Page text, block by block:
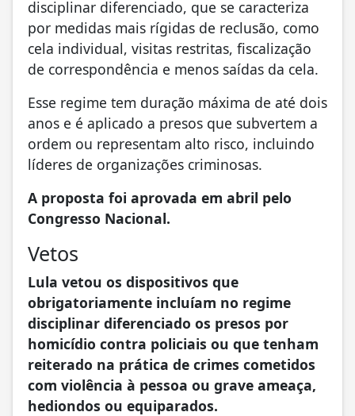
disciplinar diferenciado, que se caracteriza
por medidas mais rígidas de reclusão, como
cela individual, visitas restritas, fiscalização
de correspondência e menos saídas da cela.
Esse regime tem duração máxima de até dois
anos e é aplicado a presos que subvertem a
ordem ou representam alto risco, incluindo
líderes de organizações criminosas.
A proposta foi aprovada em abril pelo
Congresso Nacional.
Vetos
Lula vetou os dispositivos que
obrigatoriamente incluíam no regime
disciplinar diferenciado os presos por
homicídio contra policiais ou que tenham
reiterado na prática de crimes cometidos
com violência à pessoa ou grave ameaça,
hediondos ou equiparados.